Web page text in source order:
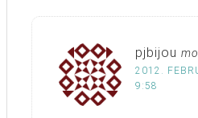
pjbijou
2012.
9:58